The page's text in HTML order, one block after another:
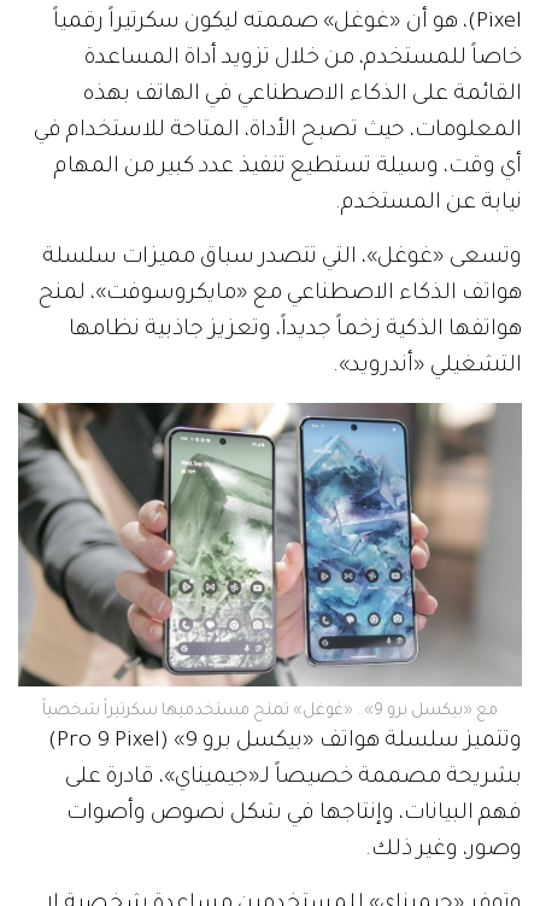
Pixel)، هو أن «غوغل» صممته ليكون سكرتيراً رقمياً
خاصاً للمستخدم، من خلال تزويد أداة المساعدة
القائمة على الذكاء الاصطناعي في الهاتف بهذه
المعلومات، حيث تصبح الأداة، المتاحة للاستخدام في
أي وقت، وسيلة تستطيع تنفيذ عدد كبير من المهام
نيابة عن المستخدم.
وتسعى «غوغل»، التي تتصدر سباق مميزات سلسلة
هواتف الذكاء الاصطناعي مع «مايكروسوفت»، لمنح
هواتفها الذكية زخماً جديداً، وتعزيز جاذبية نظامها
التشغيلي «أندرويد».
مع «بيكسل برو 9».. «غوغل» تمنح مستخدميها سكرتيراً شخصياً
وتتميز سلسلة هواتف «بيكسل برو 9» (Pro 9 Pixel)
بشريحة مصممة خصيصاً لـ«جيميناي»، قادرة على
فهم البيانات، وإنتاجها في شكل نصوص وأصوات
وصور، وغير ذلك.